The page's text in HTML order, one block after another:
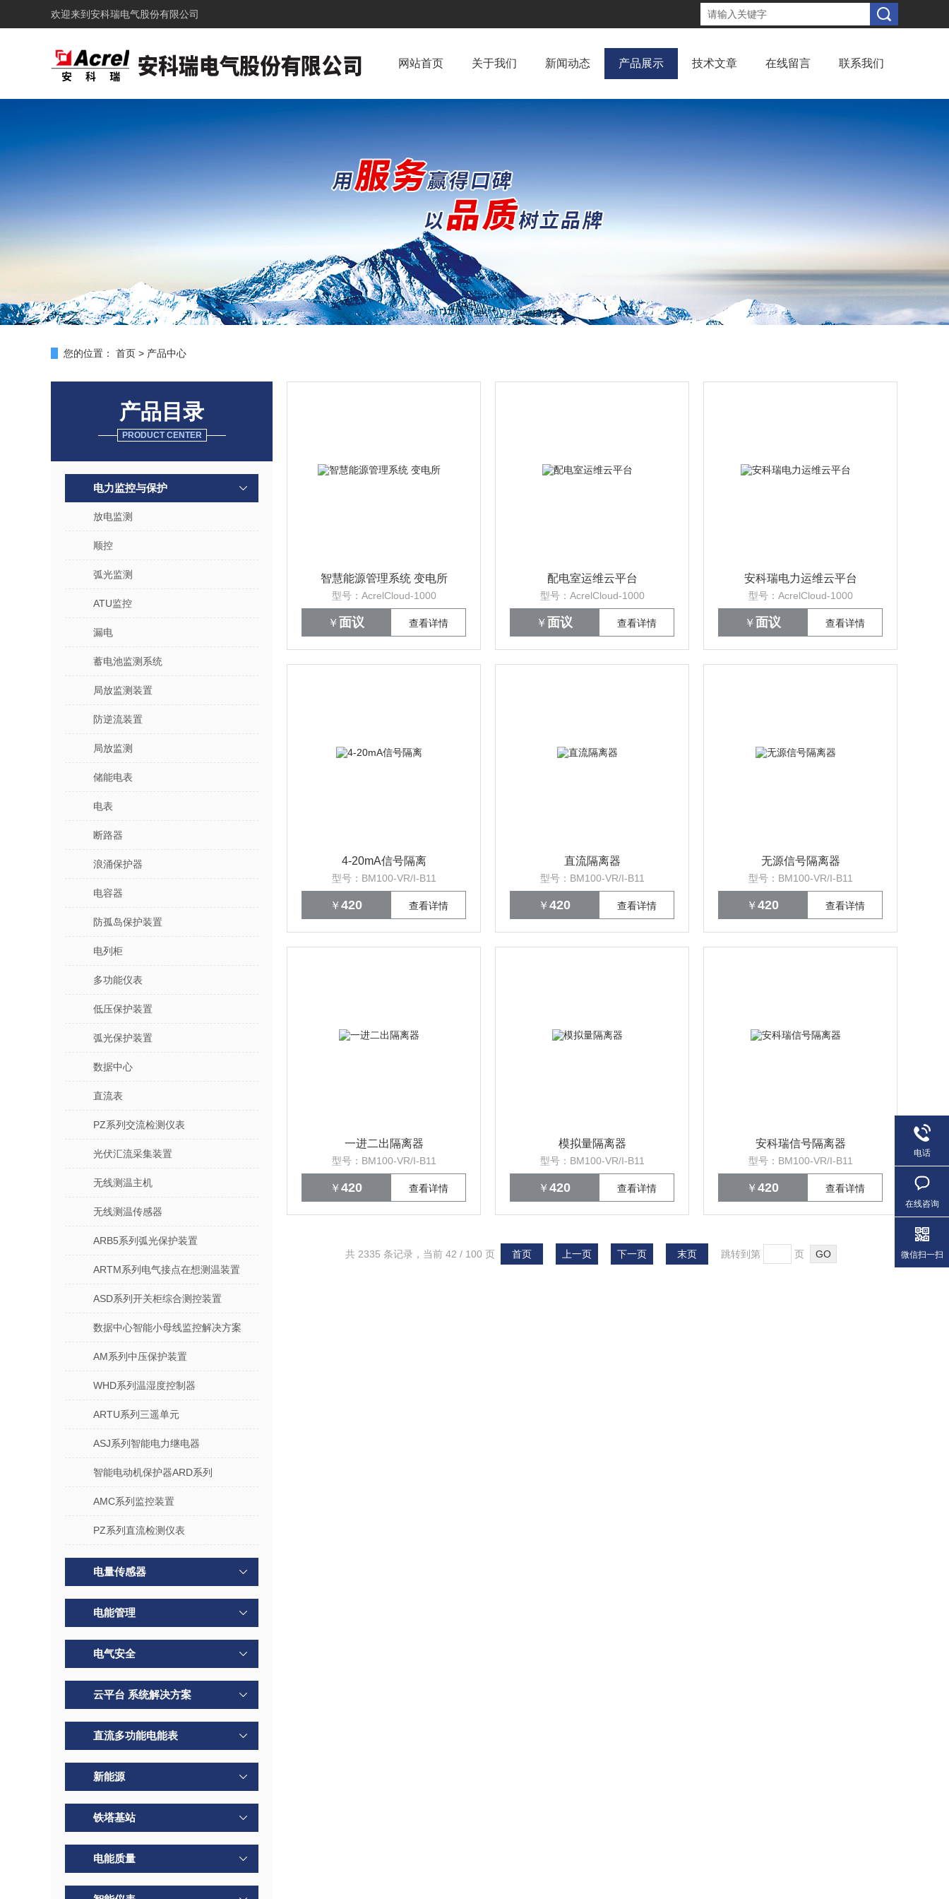
欢迎来到 安科瑞电气股份有限公司
网站首页 关于我们 新闻动态 产品展示 技术文章 在线留言 联系我们
您的位置： 首页 > 产品中心
产品目录
PRODUCT CENTER
电力监控与保护
放电监测
顺控
弧光监测
ATU监控
漏电
蓄电池监测系统
局放监测装置
防逆流装置
局放监测
储能电表
电表
断路器
浪涌保护器
电容器
防孤岛保护装置
电列柜
多功能仪表
低压保护装置
弧光保护装置
数据中心
直流表
PZ系列交流检测仪表
光伏汇流采集装置
无线测温主机
无线测温传感器
ARB5系列弧光保护装置
ARTM系列电气接点在想测温装置
ASD系列开关柜综合测控装置
数据中心智能小母线监控解决方案
AM系列中压保护装置
WHD系列温湿度控制器
ARTU系列三遥单元
ASJ系列智能电力继电器
智能电动机保护器ARD系列
AMC系列监控装置
PZ系列直流检测仪表
电量传感器
电能管理
电气安全
云平台 系统解决方案
直流多功能电能表
新能源
铁塔基站
电能质量
智慧能源管理系统​ 变电所
型号：AcrelCloud-1000
￥ 面议 查看详情
配电室运维云平台
型号：AcrelCloud-1000
￥ 面议 查看详情
安科瑞电力运维云平台
型号：AcrelCloud-1000
￥ 面议 查看详情
4-20mA信号隔离
型号：BM100-VR/I-B11
￥420 查看详情
直流隔离器
型号：BM100-VR/I-B11
￥420 查看详情
无源信号隔离器
型号：BM100-VR/I-B11
￥420 查看详情
一进二出隔离器
型号：BM100-VR/I-B11
￥420 查看详情
模拟量隔离器
型号：BM100-VR/I-B11
￥420 查看详情
安科瑞信号隔离器
型号：BM100-VR/I-B11
￥420 查看详情
共 2335 条记录，当前 42 / 100 页 首页 上一页 下一页 末页 跳转到第 页
电话
在线咨询
微信扫一扫